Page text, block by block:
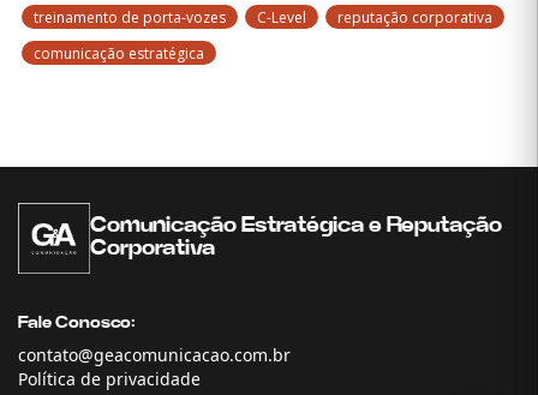
treinamento de porta-vozes
C-Level
reputação corporativa
comunicação estratégica
Comunicação Estratégica e Reputação
Corporativa
Fale Conosco:
contato@geacomunicacao.com.br
Política de privacidade